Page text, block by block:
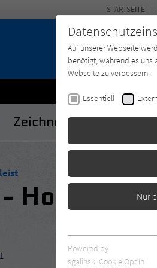
Zeichner*in
STARTSEITE
Hommage
1
Auf unserer Webseite
benötigt, während es uns
Webseite zu verbessern.
Essentiell
Nur
Essentielle Cookies
benötigt. Dadurch ist
Powered by
sgalinski Cookie Opt In